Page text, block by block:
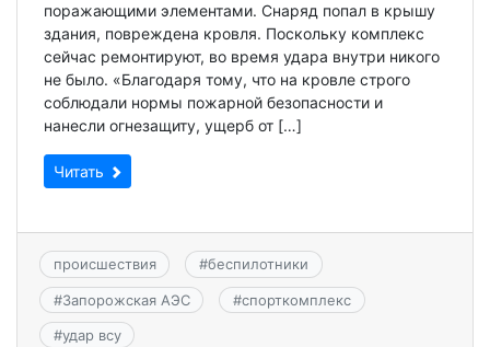
поражающими элементами. Снаряд попал в крышу
здания, повреждена кровля. Поскольку комплекс
сейчас ремонтируют, во время удара внутри никого
не было. «Благодаря тому, что на кровле строго
соблюдали нормы пожарной безопасности и
нанесли огнезащиту, ущерб от […]
Читать
происшествия #беспилотники
#Запорожская АЭС #спорткомплекс
#удар всу